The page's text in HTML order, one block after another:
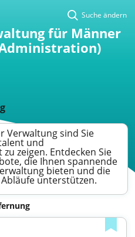
Suche ändern
für Männer
Verwaltung sind Sie
und
zeigen. Entdecken Sie
die Ihnen spannende
bieten und die
unterstützen.